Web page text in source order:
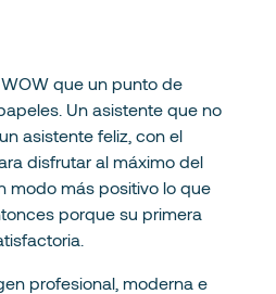
que un punto de
Un asistente que no
asistente feliz, con el
disfrutar al máximo del
modo más positivo lo que
porque su primera
profesional, moderna e